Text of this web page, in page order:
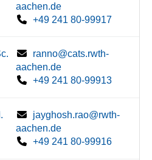
aachen.de
+49 241 80-99917
ranno@cats.rwth-
aachen.de
+49 241 80-99913
jayghosh.rao@rwth-
aachen.de
+49 241 80-99916